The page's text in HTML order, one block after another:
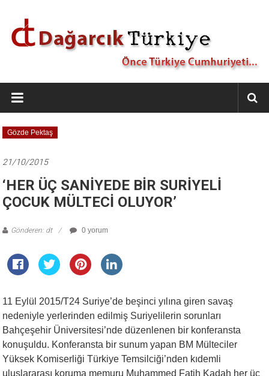
Dağarcık
Türkiye
Önce
Türkiye
Gözde Pektaş
21/10/2015
‘HER ÜÇ SANİYEDE BİR SURİYELİ
ÇOCUK MÜLTECİ OLUYOR’
Gönderen: dt 0 yorum
11 Eylül 2015/T24 Suriye’de beşinci yılına giren savaş
nedeniyle yerlerinden edilmiş Suriyelilerin sorunları
Bahçeşehir Üniversitesi’nde düzenlenen bir konferansta
konuşuldu. Konferansta bir sunum yapan BM Mülteciler
Yüksek Komiserliği Türkiye Temsilciği’nden kıdemli
uluslararası koruma memuru Muhammed Fatih Kadah her üç